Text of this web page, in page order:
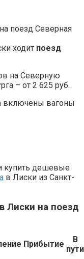
ходит поезд
на Северную
– от 2 625 руб.
включены вагоны
купить дешевые
в Лиски из Санкт-
Лиски на поезд
Прибытие
В
пути